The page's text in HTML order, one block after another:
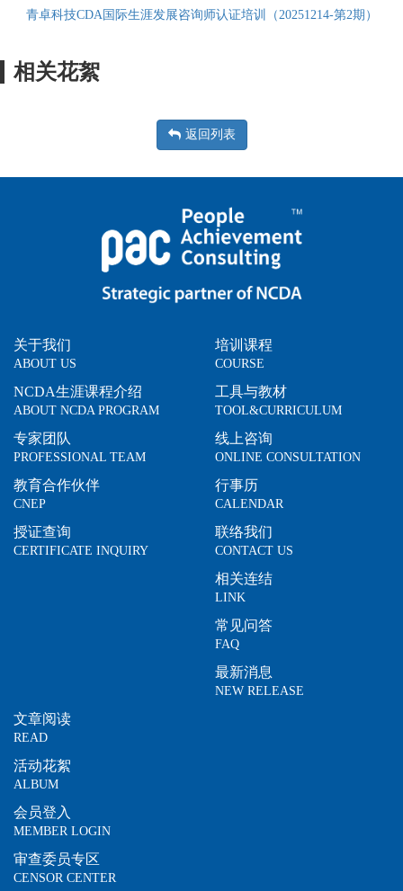
青卓科技CDA国际生涯发展咨询师认证培训（20251214-第2期）
相关花絮
返回列表
关于我们
ABOUT US
NCDA生涯课程介绍
ABOUT NCDA PROGRAM
专家团队
PROFESSIONAL TEAM
教育合作伙伴
CNEP
授证查询
CERTIFICATE INQUIRY
培训课程
COURSE
工具与教材
TOOL&CURRICULUM
线上咨询
ONLINE CONSULTATION
行事历
CALENDAR
联络我们
CONTACT US
相关连结
LINK
常见问答
FAQ
最新消息
NEW RELEASE
文章阅读
READ
活动花絮
ALBUM
会员登入
MEMBER LOGIN
审查委员专区
CENSOR CENTER